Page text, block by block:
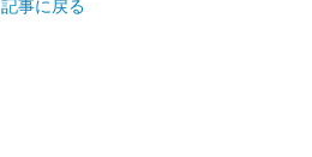
記事に戻る